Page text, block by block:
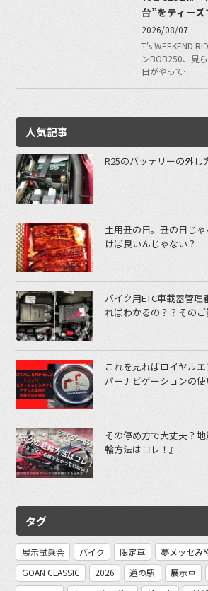
台”をティーズ
2026/08/07
T's WEEKEND
ンBOB250、見
日がやって…
人気記事
R25のバッテリーの外し
土用丑の日。丑の日じ
けば良いんじゃない？
バイク用ETC車載器管
ればわかるの？？その
これを見ればロイヤル
パーナビゲーションの使
その停め方で大丈夫？
輪方法はコレ！』
タグ
展示試乗会 バイク 限定車 夢メッセみ
GOAN CLASSIC
2026 道の駅 展示車